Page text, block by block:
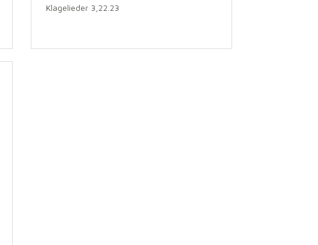
Klagelieder 3,22.23